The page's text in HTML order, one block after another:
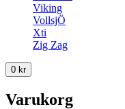
Viking
VollsjÖ
Xti
Zig Zag
0 kr
Varukorg